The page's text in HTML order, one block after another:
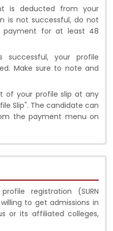
is deducted from your
is not successful, do not
for at least 48
your profile
Make sure to note and
of your profile slip at any
Slip". The candidate can
the payment menu on
registration (SURN
to get admissions in
or its affiliated colleges,